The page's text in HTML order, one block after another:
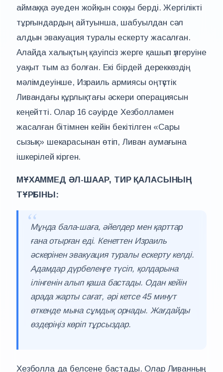
аймаққа әуеден жойқын соққы берді. Жергілікті
тұрғындардың айтуынша, шабуылдан сәл
алдын эвакуация туралы ескерту жасалған.
Алайда халықтың қауіпсіз жерге қашып үлгеруіне
уақыт тым аз болған. Екі бірдей дереккөздің
мәлімдеуінше, Израиль армиясы оңтүстік
Ливандағы құрлықтағы әскери операциясын
кеңейтті. Олар 16 сәуірде Хезболламен
жасалған бітімнен кейін бекітілген «Сары
сызық» шекарасынан өтіп, Ливан аумағына
ішкерілей кірген.
МҰХАММЕД ӘЛ-ШААР, ТИР ҚАЛАСЫНЫҢ
ТҰРҒЫНЫ:
Мұнда бала-шаға, әйелдер мен қарттар
ғана отырған еді. Кенеттен Израиль
әскерінен эвакуация туралы ескерту келді.
Адамдар дүрбелеңге түсіп, қолдарына
ілінгенін алып қаша бастады. Одан кейін
арада жарты сағат, әрі кетсе 45 минут
өткенде мына сұмдық орнады. Жағдайды
өздеріңіз көріп тұрсыздар.
Хезболла да белсене бастады. Олар Ливанның